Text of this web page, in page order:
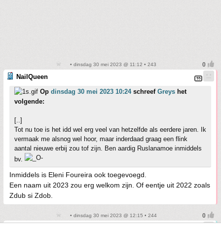
• dinsdag 30 mei 2023 @ 11:12 • 243
NailQueen
Op dinsdag 30 mei 2023 10:24schreef Greys het
volgende:
[..]
Tot nu toe is het idd wel erg veel van hetzelfde als eerdere jaren. Ik
vermaak me alsnog wel hoor, maar inderdaad graag een flink
aantal nieuwe erbij zou tof zijn. Ben aardig Ruslanamoe inmiddels
bv.
Inmiddels is Eleni Foureira ook toegevoegd.
Een naam uit 2023 zou erg welkom zijn. Of eentje uit 2022 zoals
Zdub si Zdob.
• dinsdag 30 mei 2023 @ 12:15 • 244